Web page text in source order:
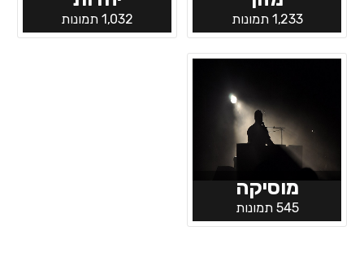
1,233 תמונות 1,032 תמונות
מוסיקה
545 תמונות